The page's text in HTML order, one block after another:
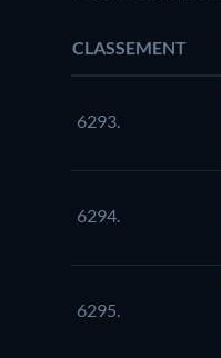
CLASSEMENT
6293.
6294.
6295.